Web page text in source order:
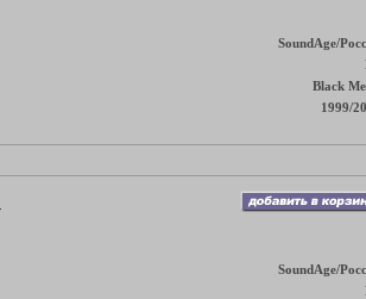
SoundAge/
Black
1999/
SoundAge/